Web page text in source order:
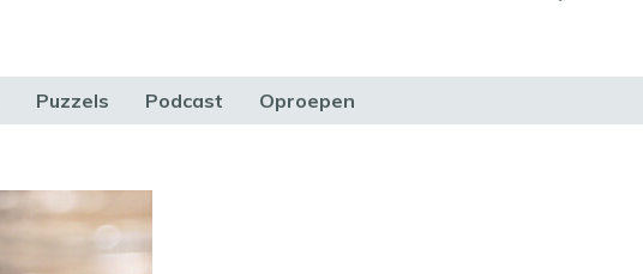
Puzzels Podcast Oproepen